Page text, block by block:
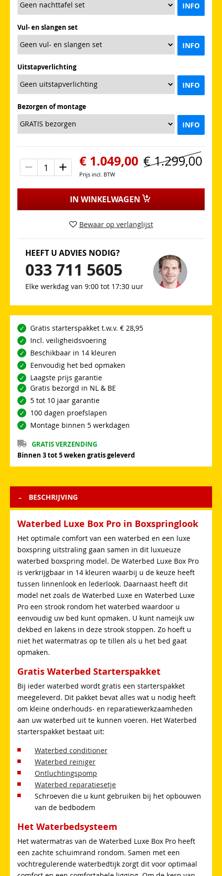
INFO
Vul- en slangen set
INFO
Uitstapverlichting
INFO
Bezorgen of montage
INFO
€ 1.299,00
€ 1.049,00
Prijs incl. BTW
IN WINKELWAGEN
Bewaar op verlanglijst
HEEFT U ADVIES NODIG?
033 711 5605
Elke werkdag van 9:00 tot 17:30 uur
Gratis starterspakket t.w.v. € 28,95
Incl. veiligheidsvoering
Beschikbaar in 14 kleuren
Eenvoudig het bed opmaken
Laagste prijs garantie
Gratis bezorgd in NL & BE
5 tot 10 jaar garantie
100 dagen proefslapen
Montage binnen 5 werkdagen
GRATIS VERZENDING
Binnen 3 tot 5 weken gratis geleverd
BESCHRIJVING
Waterbed Luxe Box Pro in Boxspringlook
Het optimale comfort van een waterbed en een luxe
boxspring uitstraling gaan samen in dit luxueuze
waterbed boxspring model. De Waterbed Luxe Box Pro
is verkrijgbaar in 14 kleuren waarbij u de keuze heeft
tussen linnenlook en lederlook. Daarnaast heeft dit
model net zoals de Waterbed Luxe en Waterbed Luxe
Pro een strook rondom het waterbed waardoor u
eenvoudig uw bed kunt opmaken. U kunt nameijk uw
dekbed en lakens in deze strook stoppen. Zo hoeft u
niet het watermatras op te tillen als u het bed gaat
opmaken.
Gratis Waterbed Starterspakket
Bij ieder waterbed wordt gratis een starterspakket
meegeleverd. Dit pakket bevat alles wat u nodig heeft
om kleine onderhouds- en reparatiewerkzaamheden
aan uw waterbed uit te kunnen voeren. Het Waterbed
starterspakket bestaat uit:
Waterbed conditioner
Waterbed reiniger
Ontluchtingspomp
Waterbed reparatiesetje
Schroeven die u kunt gebruiken bij het opbouwen
van de bedbodem
Het Waterbedsysteem
Het watermatras van de Waterbed Luxe Box Pro heeft
een zachte schuimrand rondom. Samen met een
vochtregulerende waterbedtijk zorgt dit voor optimaal